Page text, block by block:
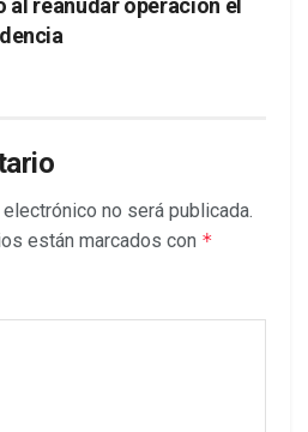
al reanudar operación el
no será publicada.
están marcados con *